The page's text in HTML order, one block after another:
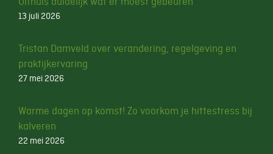
13 juli 2026
Tristan Damveld over verandering, regelgeving en
praktijkervaring
27 mei 2026
Warme dagen op komst! Zo voorkom je hittestress bij
kalveren
22 mei 2026